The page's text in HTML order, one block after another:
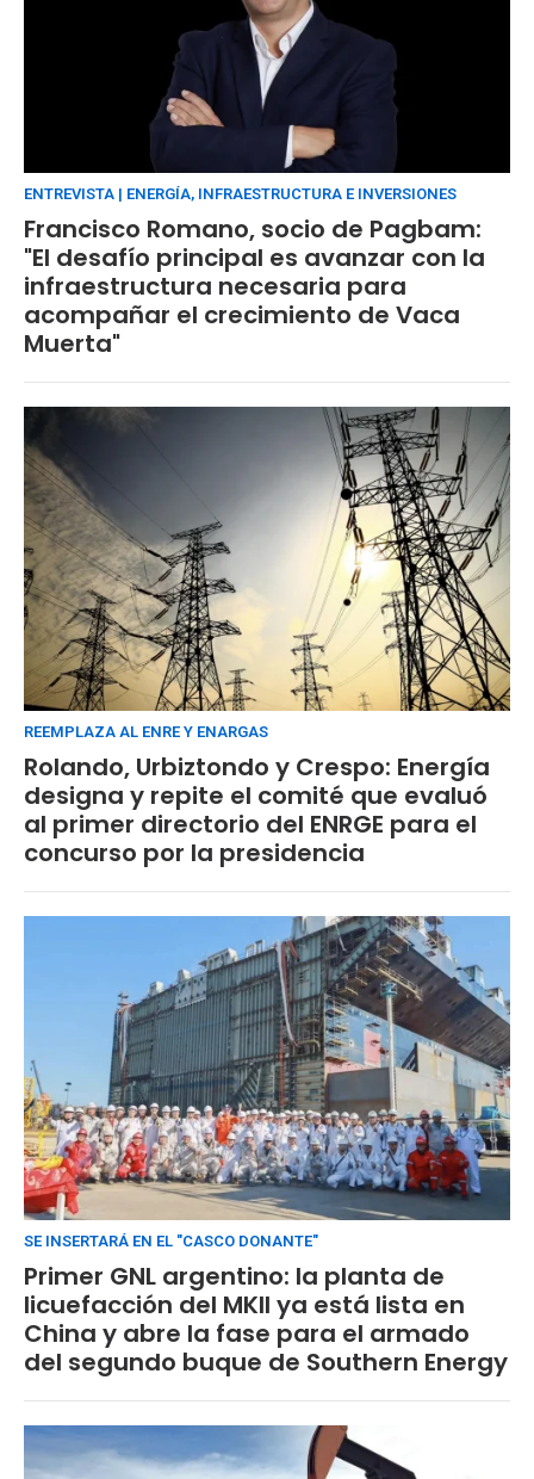
ENTREVISTA | ENERGÍA, INFRAESTRUCTURA E INVERSIONES
Francisco Romano, socio de Pagbam:
"El desafío principal es avanzar con la
infraestructura necesaria para
acompañar el crecimiento de Vaca
Muerta"
REEMPLAZA AL ENRE Y ENARGAS
Rolando, Urbiztondo y Crespo: Energía
designa y repite el comité que evaluó
al primer directorio del ENRGE para el
concurso por la presidencia
SE INSERTARÁ EN EL "CASCO DONANTE"
Primer GNL argentino: la planta de
licuefacción del MKII ya está lista en
China y abre la fase para el armado
del segundo buque de Southern Energy